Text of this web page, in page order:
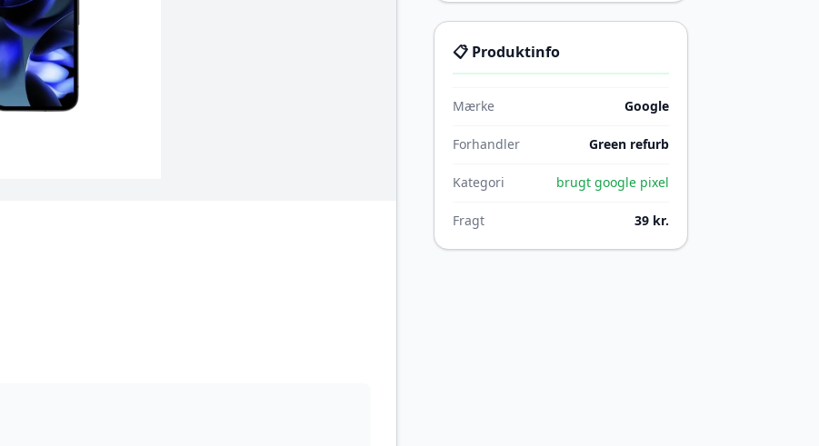
📋 Produktinfo
Mærke Google
Forhandler Green refurb
Kategori brugt google pixel
Fragt 39 kr.